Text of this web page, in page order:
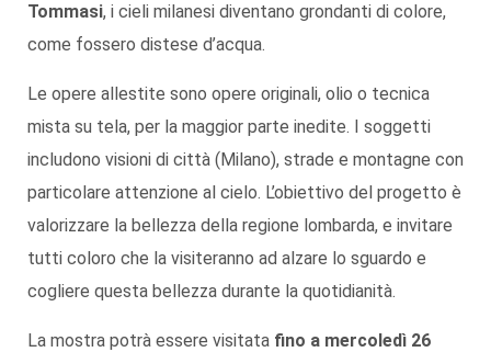
Tommasi, i cieli milanesi diventano grondanti di colore,
come fossero distese d’acqua.
Le opere allestite sono opere originali, olio o tecnica
mista su tela, per la maggior parte inedite. I soggetti
includono visioni di città (Milano), strade e montagne con
particolare attenzione al cielo. L’obiettivo del progetto è
valorizzare la bellezza della regione lombarda, e invitare
tutti coloro che la visiteranno ad alzare lo sguardo e
cogliere questa bellezza durante la quotidianità.
La mostra potrà essere visitata fino a mercoledì 26